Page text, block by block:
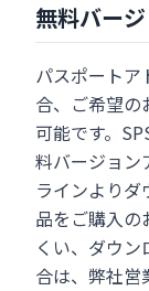
無料バー
パスポートア
合、ご希望の
可能です。
料バージョン
ラインよりダ
品をご購入の
くい、ダウ
合は、弊社営